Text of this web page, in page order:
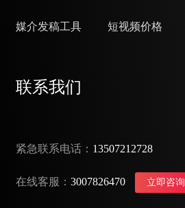
媒介发稿工具 短视频价格
联系我们
紧急联系电话： 13507212728
在线客服： 3007826470 立即咨询